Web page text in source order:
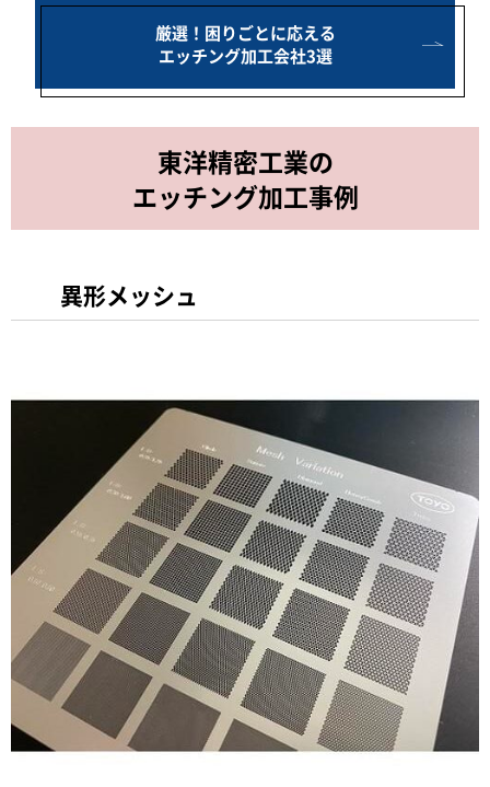
厳選！困りごとに応える
エッチング加工会社3選
東洋精密工業の
エッチング加工事例
異形メッシュ